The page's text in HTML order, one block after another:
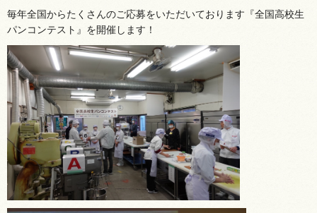
毎年全国からたくさんのご応募をいただいております『全国高校生
パンコンテスト』を開催します！